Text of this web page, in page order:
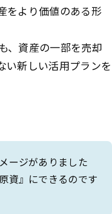
をより価値のある形
、資産の一部を売却
い新しい活用プランを
ージがありました
資』にできるのです